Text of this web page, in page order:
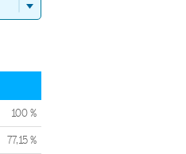
100 %
77,15 %